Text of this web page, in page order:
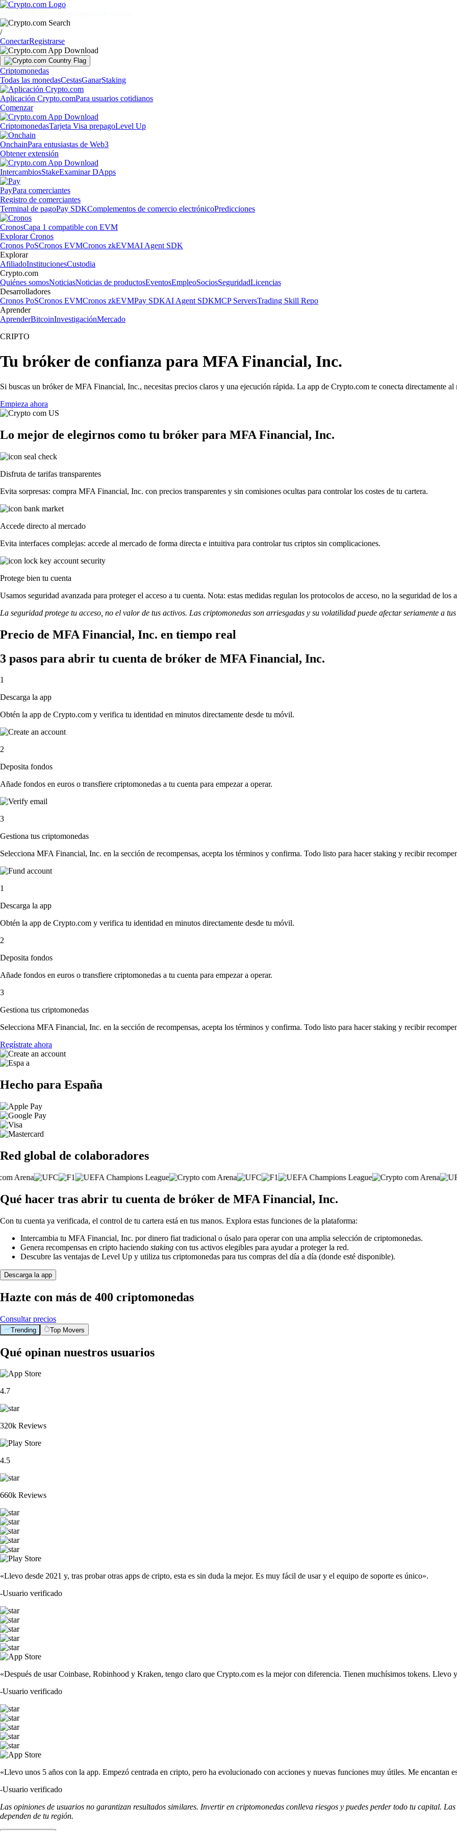
/
ConectarRegistrarse
Criptomonedas
Todas las monedasCestasGanarStaking
Aplicación Crypto.comPara usuarios cotidianos
Comenzar
CriptomonedasTarjeta Visa prepagoLevel Up
OnchainPara entusiastas de Web3
Obtener extensión
IntercambiosStakeExaminar DApps
PayPara comerciantes
Registro de comerciantes
Terminal de pagoPay SDKComplementos de comercio electrónicoPredicciones
CronosCapa 1 compatible con EVM
Explorar Cronos
Cronos PoSCronos EVMCronos zkEVMAI Agent SDK
Explorar
AfiliadoInstitucionesCustodia
Crypto.com
Quiénes somosNoticiasNoticias de productosEventosEmpleoSociosSeguridadLicencias
Desarrolladores
Cronos PoSCronos EVMCronos zkEVMPay SDKAI Agent SDKMCP ServersTrading Skill Repo
Aprender
AprenderBitcoinInvestigaciónMercado
CRIPTO
Tu bróker de confianza para MFA Financial, Inc.
Si buscas un bróker de MFA Financial, Inc., necesitas precios claros y una ejecución rápida. La app de Crypto.com te conecta directamente
Empieza ahora
Lo mejor de elegirnos como tu bróker para MFA Financial, Inc.
Disfruta de tarifas transparentes
Evita sorpresas: compra MFA Financial, Inc. con precios transparentes y sin comisiones ocultas para controlar los costes de tu cartera.
Accede directo al mercado
Evita interfaces complejas: accede al mercado de forma directa e intuitiva para controlar tus criptos sin complicaciones.
Protege bien tu cuenta
Usamos seguridad avanzada para proteger el acceso a tu cuenta. Nota: estas medidas regulan los protocolos de acceso, no la seguridad de los
La seguridad protege tu acceso, no el valor de tus activos. Las criptomonedas son arriesgadas y su volatilidad puede afectar seriamente a
Precio de MFA Financial, Inc. en tiempo real
3 pasos para abrir tu cuenta de bróker de MFA Financial, Inc.
1
Descarga la app
Obtén la app de Crypto.com y verifica tu identidad en minutos directamente desde tu móvil.
2
Deposita fondos
Añade fondos en euros o transfiere criptomonedas a tu cuenta para empezar a operar.
3
Gestiona tus criptomonedas
Selecciona MFA Financial, Inc. en la sección de recompensas, acepta los términos y confirma. Todo listo para hacer staking y recibir
1
Descarga la app
Obtén la app de Crypto.com y verifica tu identidad en minutos directamente desde tu móvil.
2
Deposita fondos
Añade fondos en euros o transfiere criptomonedas a tu cuenta para empezar a operar.
3
Gestiona tus criptomonedas
Selecciona MFA Financial, Inc. en la sección de recompensas, acepta los términos y confirma. Todo listo para hacer staking y recibir
Regístrate ahora
Hecho para España
Red global de colaboradores
Qué hacer tras abrir tu cuenta de bróker de MFA Financial, Inc.
Con tu cuenta ya verificada, el control de tu cartera está en tus manos. Explora estas funciones de la plataforma:
Intercambia tu MFA Financial, Inc. por dinero fiat tradicional o úsalo para operar con una amplia selección de criptomonedas.
Genera recompensas en cripto haciendo staking con tus activos elegibles para ayudar a proteger la red.
Descubre las ventajas de Level Up y utiliza tus criptomonedas para tus compras del día a día (donde esté disponible).
Descarga la app
Hazte con más de 400 criptomonedas
Consultar precios
Trending Top Movers
Qué opinan nuestros usuarios
4.7
320k Reviews
4.5
660k Reviews
«Llevo desde 2021 y, tras probar otras apps de cripto, esta es sin duda la mejor. Es muy fácil de usar y el equipo de soporte es único».
-Usuario verificado
«Después de usar Coinbase, Robinhood y Kraken, tengo claro que Crypto.com es la mejor con diferencia. Tienen muchísimos tokens.
-Usuario verificado
«Llevo unos 5 años con la app. Empezó centrada en cripto, pero ha evolucionado con acciones y nuevas funciones muy útiles. Me encantan
-Usuario verificado
Las opiniones de usuarios no garantizan resultados similares. Invertir en criptomonedas conlleva riesgos y puedes perder todo tu capital.
dependen de tu región.